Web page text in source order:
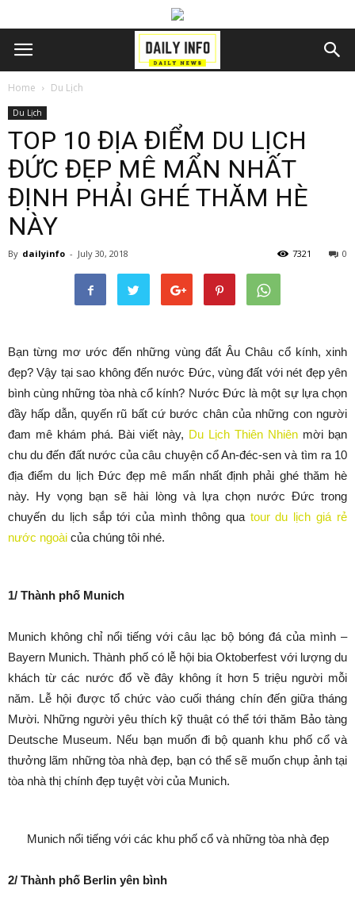
Home Du Lịch
Du Lịch
TOP 10 ĐỊA ĐIỂM DU LỊCH
ĐỨC ĐẸP MÊ MẨN NHẤT
ĐỊNH PHẢI GHÉ THĂM HÈ
NÀY
By dailyinfo - July 30, 2018 0
7321
Bạn từng mơ ước đến những vùng đất Âu Châu cổ kính, xinh
đẹp? Vậy tại sao không đến nước Đức, vùng đất với nét đẹp yên
bình cùng những tòa nhà cổ kính? Nước Đức là một sự lựa chọn
đầy hấp dẫn, quyến rũ bất cứ bước chân của những con người
đam mê khám phá. Bài viết này, Du Lịch Thiên Nhiên mời bạn
chu du đến đất nước của câu chuyện cổ An-đéc-sen và tìm ra 10
địa điểm du lịch Đức đẹp mê mẩn nhất định phải ghé thăm hè
này. Hy vọng bạn sẽ hài lòng và lựa chọn nước Đức trong
chuyến du lịch sắp tới của mình thông qua tour du lịch giá rẻ
nước ngoài của chúng tôi nhé.
1/ Thành phố Munich
Munich không chỉ nổi tiếng với câu lạc bộ bóng đá của mình –
Bayern Munich. Thành phố có lễ hội bia Oktoberfest với lượng du
khách từ các nước đổ về đây không ít hơn 5 triệu người mỗi
năm. Lễ hội được tổ chức vào cuối tháng chín đến giữa tháng
Mười. Những người yêu thích kỹ thuật có thể tới thăm Bảo tàng
Deutsche Museum. Nếu bạn muốn đi bộ quanh khu phố cổ và
thưởng lãm những tòa nhà đẹp, bạn có thể sẽ muốn chụp ảnh tại
tòa nhà thị chính đẹp tuyệt vời của Munich.
Munich nổi tiếng với các khu phố cổ và những tòa nhà đẹp
2/ Thành phố Berlin yên bình